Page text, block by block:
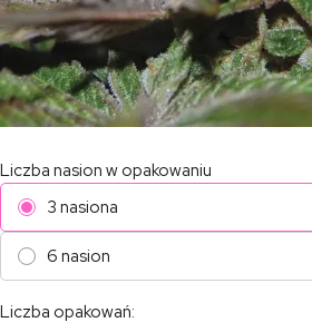
Liczba nasion w opakowaniu
3 nasiona
6 nasion
Liczba opakowań: